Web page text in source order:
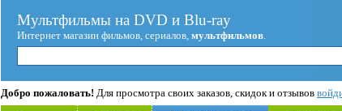
Мультфильмы на DVD и Blu-ray
Интернет магазин фильмов, сериалов, мультфильмов.
Добро пожаловать! Для просмотра своих заказов, скидок и отзывов